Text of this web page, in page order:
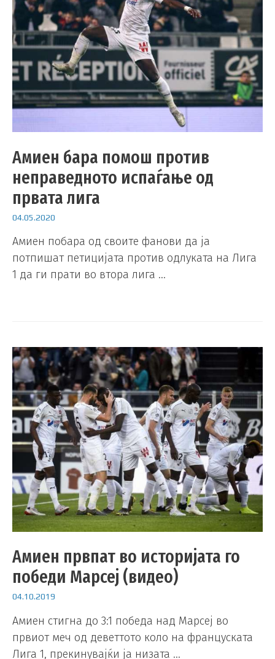
Амиен бара помош против
неправедното испаѓање од
првата лига
04.05.2020
Амиен побара од своите фанови да ја
потпишат петицијата против одлуката на Лига
1 да ги прати во втора лига …
Амиен првпат во историјата го
победи Марсеј (видео)
04.10.2019
Амиен стигна до 3:1 победа над Марсеј во
првиот меч од деветтото коло на француската
Лига 1, прекинувајќи ја низата …